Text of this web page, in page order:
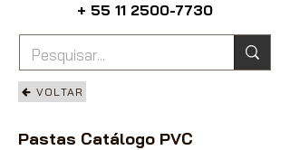
+ 55 11 2500-7730
VOLTAR
Pastas Catálogo PVC